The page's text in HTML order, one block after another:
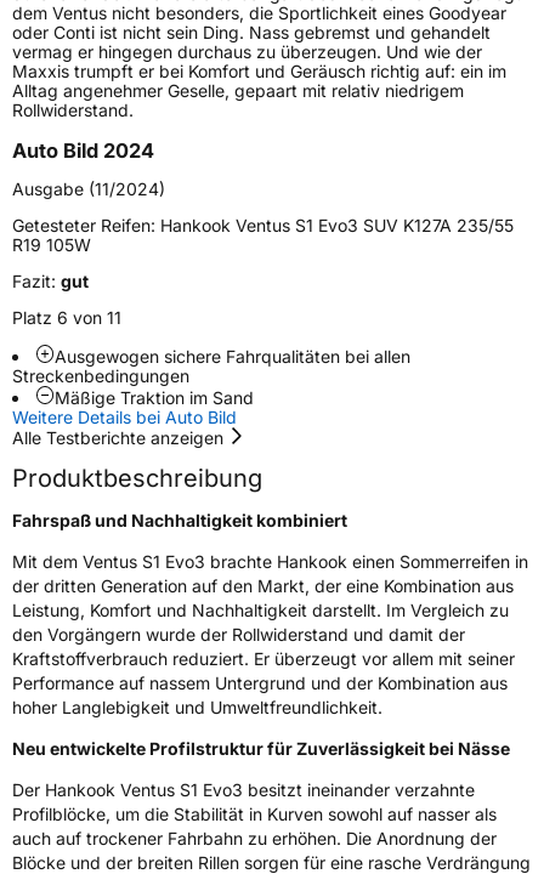
SchlauchtypTL
ZustandNeureifen
VerstärktXL
FelgenschutzMFS
Empfohlen für BMW
EU Label
EffizienzB
NasshaftungB
Rollgeräusch (Klasse)A
Rollgeräusch (dB)67
FahrzeugklasseC1
3PMSF / Schneeflockensymbol / Alpine-Symbol Nein
EisgripNein
EPREL ID466313
HerstellerkontaktHankook Tire Europe GmbH, Siemensstr. 14
D-63263 Neu-Isenburg Deutschland,
technik@hankookreifen.de
dem Ventus nicht besonders, die Sportlichkeit eines Goodyear
oder Conti ist nicht sein Ding. Nass gebremst und gehandelt
vermag er hingegen durchaus zu überzeugen. Und wie der
Maxxis trumpft er bei Komfort und Geräusch richtig auf: ein im
Alltag angenehmer Geselle, gepaart mit relativ niedrigem
Rollwiderstand.
Auto Bild 2024
Ausgabe (11/2024)
Getesteter Reifen: Hankook Ventus S1 Evo3 SUV K127A 235/55
R19 105W
Fazit: gut
Platz 6 von 11
Ausgewogen sichere Fahrqualitäten bei allen
Streckenbedingungen
Mäßige Traktion im Sand
Weitere Details bei Auto Bild
Alle Testberichte anzeigen
Produktbeschreibung
Fahrspaß und Nachhaltigkeit kombiniert
Mit dem Ventus S1 Evo3 brachte Hankook einen Sommerreifen in
der dritten Generation auf den Markt, der eine Kombination aus
Leistung, Komfort und Nachhaltigkeit darstellt. Im Vergleich zu
den Vorgängern wurde der Rollwiderstand und damit der
Kraftstoffverbrauch reduziert. Er überzeugt vor allem mit seiner
Performance auf nassem Untergrund und der Kombination aus
hoher Langlebigkeit und Umweltfreundlichkeit.
Neu entwickelte Profilstruktur für Zuverlässigkeit bei Nässe
Der Hankook Ventus S1 Evo3 besitzt ineinander verzahnte
Profilblöcke, um die Stabilität in Kurven sowohl auf nasser als
auch auf trockener Fahrbahn zu erhöhen. Die Anordnung der
Blöcke und der breiten Rillen sorgen für eine rasche Verdrängung